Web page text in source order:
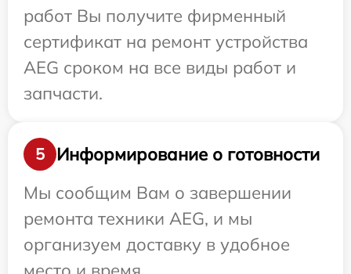
работ Вы получите фирменный
сертификат на ремонт устройства
AEG сроком на все виды работ и
запчасти.
5
Информирование о готовности
Мы сообщим Вам о завершении
ремонта техники AEG, и мы
организуем доставку в удобное